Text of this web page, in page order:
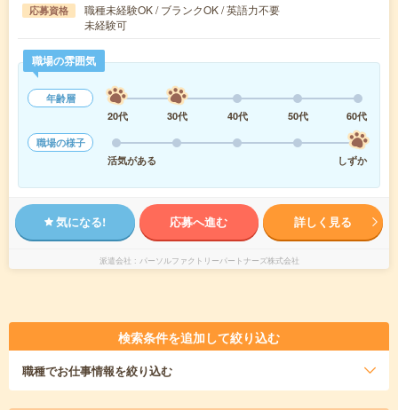
応募資格
職種未経験OK / ブランクOK / 英語力不要
未経験可
職場の雰囲気
年齢層
20代
30代 40代 50代
60代
職場の様子
活気がある
しずか
気になる! 応募へ進む 詳しく見る
派遣会社 パーソルファクトリーパートナーズ株式会社
検索条件を追加して絞り込む
職種でお仕事情報を絞り込む